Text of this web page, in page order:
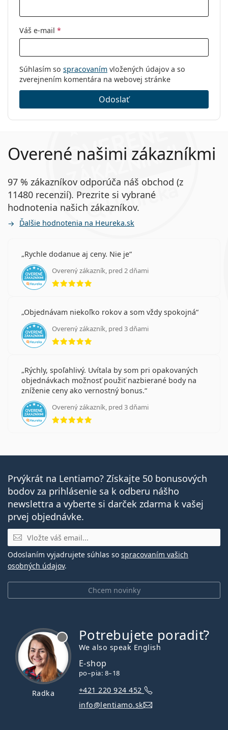
Váš e-mail *
Súhlasím so spracovaním vložených údajov a so
zverejnením komentára na webovej stránke
Odoslať
Overené našimi zákazníkmi
97 % zákazníkov odporúča náš obchod (z
11480 recenzií). Prezrite si vybrané
hodnotenia našich zákazníkov.
Ďalšie hodnotenia na Heureka.sk
Rychle dodanue aj ceny. Nie je
Overený zákazník, pred 2 dňami
hodnotenie 5 z 5
Objednávam niekoľko rokov a som vždy spokojná
Overený zákazník, pred 3 dňami
hodnotenie 5 z 5
Rýchly, spoľahlivý. Uvítala by som pri opakovaných
objednávkach možnosť použiť nazbierané body na
zníženie ceny ako vernostný bonus.
Overený zákazník, pred 3 dňami
hodnotenie 5 z 5
Prvýkrát na Lentiamo? Získajte 50 bonusových
bodov za prihlásenie sa k odberu nášho
newslettra a vyberte si darček zdarma k vašej
prvej objednávke.
E-mail
Chcem novinky
Odoslaním vyjadrujete súhlas so spracovaním vašich
osobných údajov.
Radka
Potrebujete poradiť?
We also speak English
E-shop
po–pia: 8–18
+421 220 924 452
info@lentiamo.sk